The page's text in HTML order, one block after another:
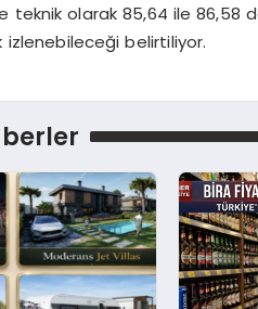
olarak 85,64 ile 86,58
izlenebileceği belirtiliyor.